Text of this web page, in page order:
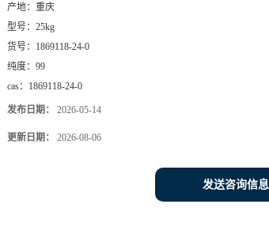
产地： 重庆
型号： 25kg
货号： 1869118-24-0
纯度： 99
cas： 1869118-24-0
发布日期： 2026-05-14
更新日期： 2026-08-06
发送咨询信息